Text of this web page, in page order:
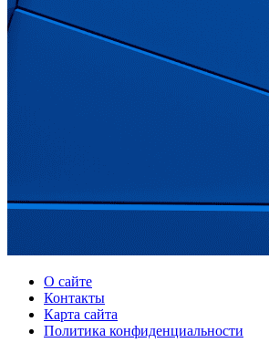
О сайте
Контакты
Карта сайта
Политика конфиденциальности